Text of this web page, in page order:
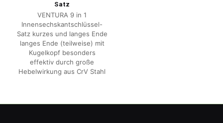
Satz
VENTURA 9 in 1
Innensechskantschlüssel-
Satz kurzes und langes Ende
langes Ende (teilweise) mit
Kugelkopf besonders
effektiv durch große
Hebelwirkung aus CrV Stahl